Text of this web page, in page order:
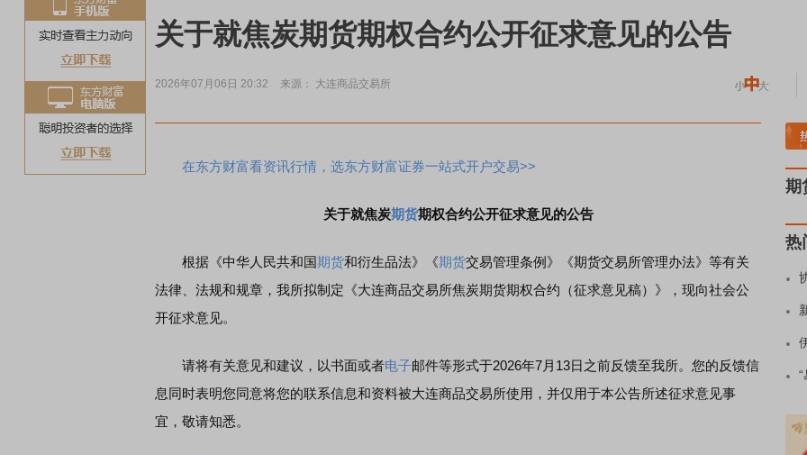
关于就焦炭期货期权合约公开征求意见的公告
2026年07月06日 20:32 来源： 大连商品交易所
在东方财富看资讯行情，选东方财富证券一站式开户交易>>
关于就焦炭期货期权合约公开征求意见的公告
根据《中华人民共和国期货和衍生品法》《期货交易管理条例》《期货交易所管理办法》等有关
法律、法规和规章，我所拟制定《大连商品交易所焦炭期货期权合约（征求意见稿）》，现向社会公
开征求意见。
请将有关意见和建议，以书面或者电子邮件等形式于2026年7月13日之前反馈至我所。您的反馈信
息同时表明您同意将您的联系信息和资料被大连商品交易所使用，并仅用于本公告所述征求意见事
宜，敬请知悉。
A股估值分析
期
热